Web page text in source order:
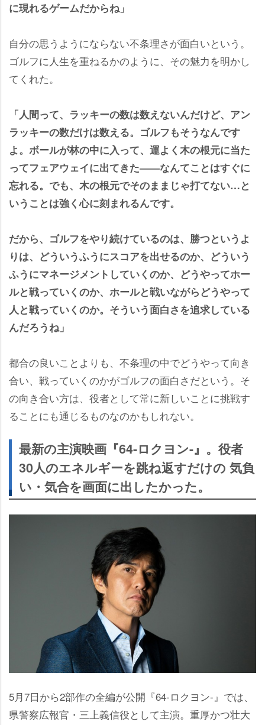
に現れるゲームだからね」
自分の思うようにならない不条理さが面白いという。
ゴルフに人生を重ねるかのように、その魅力を明かし
てくれた。
「人間って、ラッキーの数は数えないんだけど、アン
ラッキーの数だけは数える。ゴルフもそうなんです
よ。ボールが林の中に入って、運よく木の根元に当た
ってフェアウェイに出てきた――なんてことはすぐに
忘れる。でも、木の根元でそのままじゃ打てない…と
いうことは強く心に刻まれるんです。
だから、ゴルフをやり続けているのは、勝つというよ
りは、どういうふうにスコアを出せるのか、どういう
ふうにマネージメントしていくのか、どうやってホー
ルと戦っていくのか、ホールと戦いながらどうやって
人と戦っていくのか。そういう面白さを追求している
んだろうね」
都合の良いことよりも、不条理の中でどうやって向き
合い、戦っていくのかがゴルフの面白さだという。そ
の向き合い方は、役者として常に新しいことに挑戦す
ることにも通じるものなのかもしれない。
最新の主演映画『64-ロクヨン-』。役者
30人のエネルギーを跳ね返すだけの 気負
い・気合を画面に出したかった。
5月7日から2部作の全編が公開『64-ロクヨン-』では、
県警察広報官・三上義信役として主演。重厚かつ壮大